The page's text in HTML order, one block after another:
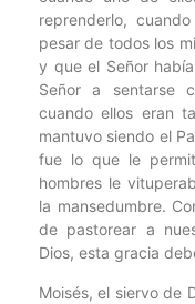
reprenderlo,
pesar de todos los
y que el Señor
Señor a sentarse
cuando ellos eran
mantuvo siendo el
fue lo que le
hombres le
la mansedumbre.
de pastorear a
Dios, esta gracia
Moisés, el siervo de